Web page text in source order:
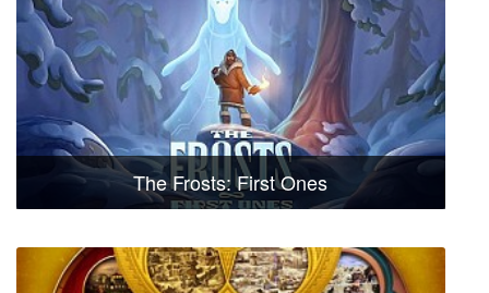
The Frosts: First Ones